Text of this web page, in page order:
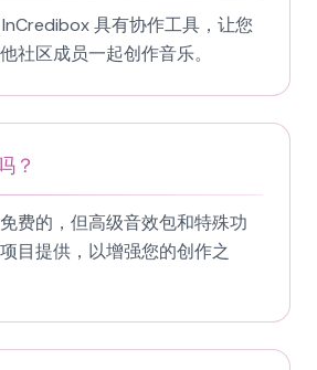
具有协作工具，让您
社区成员一起创作音乐。
？
费的，但高级音效包和特殊功
目提供，以增强您的创作之